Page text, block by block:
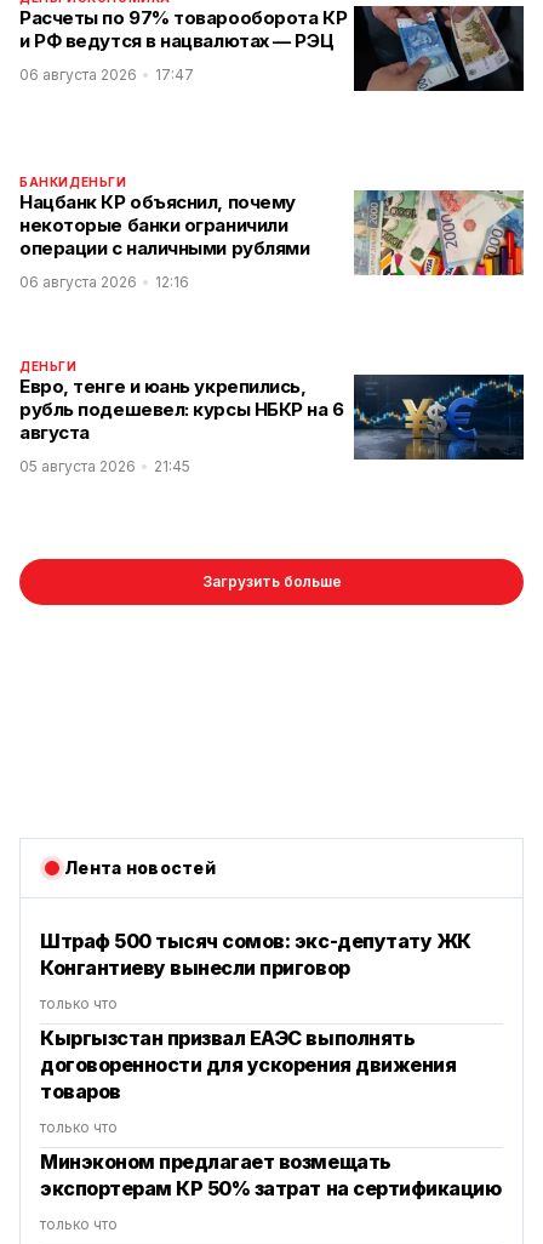
Расчеты по 97% товарооборота КР
и РФ ведутся в нацвалютах — РЭЦ
06 августа 2026 17:47
БАНКИ ДЕНЬГИ
Нацбанк КР объяснил, почему
некоторые банки ограничили
операции с наличными рублями
06 августа 2026 12:16
ДЕНЬГИ
Евро, тенге и юань укрепились,
рубль подешевел: курсы НБКР на 6
августа
05 августа 2026 21:45
Загрузить больше
Лента новостей
Штраф 500 тысяч сомов: экс-депутату ЖК
Конгантиеву вынесли приговор
только что
Кыргызстан призвал ЕАЭС выполнять
договоренности для ускорения движения
товаров
только что
Минэконом предлагает возмещать
экспортерам КР 50% затрат на сертификацию
только что